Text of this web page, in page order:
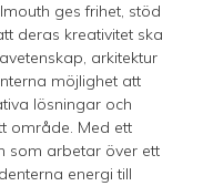
ges frihet, stöd
deras kreativitet ska
arkitektur
möjlighet att
lösningar och
område. Med ett
som arbetar över ett
energi till